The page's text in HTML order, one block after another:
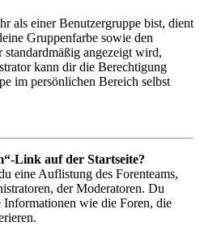
als einer Benutzergruppe bist, dient
Gruppenfarbe sowie den
angezeigt wird,
kann dir die Berechtigung
im persönlichen Bereich selbst
Link auf der Startseite?
eine Auflistung des Forenteams,
der Moderatoren. Du
Informationen wie die Foren, die